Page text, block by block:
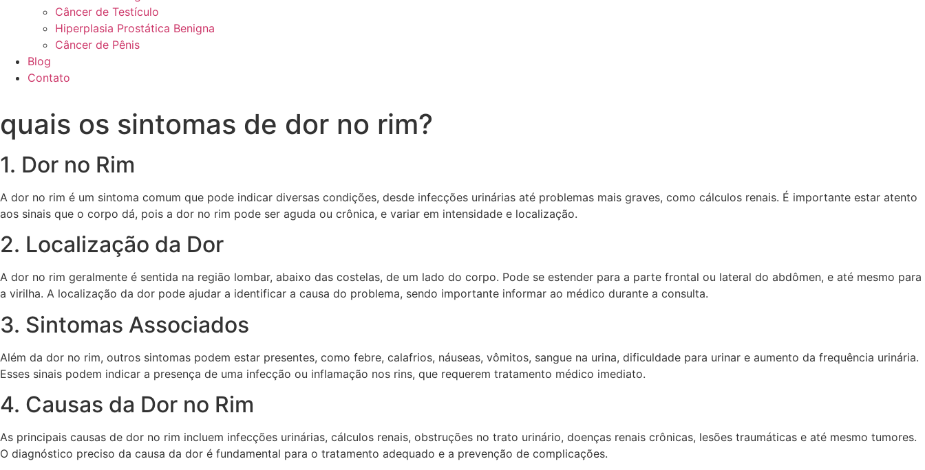
Câncer de Testículo
Hiperplasia Prostática Benigna
Câncer de Pênis
Blog
Contato
quais os sintomas de dor no rim?
1. Dor no Rim
A dor no rim é um sintoma comum que pode indicar diversas condições, desde infecções urinárias até problemas mais graves, como cálculos renais. É importante estar atento
aos sinais que o corpo dá, pois a dor no rim pode ser aguda ou crônica, e variar em intensidade e localização.
2. Localização da Dor
A dor no rim geralmente é sentida na região lombar, abaixo das costelas, de um lado do corpo. Pode se estender para a parte frontal ou lateral do abdômen, e até mesmo para
a virilha. A localização da dor pode ajudar a identificar a causa do problema, sendo importante informar ao médico durante a consulta.
3. Sintomas Associados
Além da dor no rim, outros sintomas podem estar presentes, como febre, calafrios, náuseas, vômitos, sangue na urina, dificuldade para urinar e aumento da frequência urinária.
Esses sinais podem indicar a presença de uma infecção ou inflamação nos rins, que requerem tratamento médico imediato.
4. Causas da Dor no Rim
As principais causas de dor no rim incluem infecções urinárias, cálculos renais, obstruções no trato urinário, doenças renais crônicas, lesões traumáticas e até mesmo tumores.
O diagnóstico preciso da causa da dor é fundamental para o tratamento adequado e a prevenção de complicações.